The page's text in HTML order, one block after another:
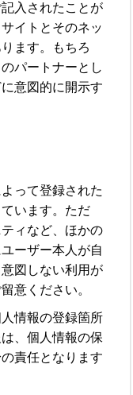
入されたことが
イトとそのネッ
ます。もちろ
パートナーとし
意図的に開示す
って登録された
います。ただ
ィなど、ほかの
ーザー本人が自
図しない利用が
意ください。
情報の登録箇所
、個人情報の保
責任となります